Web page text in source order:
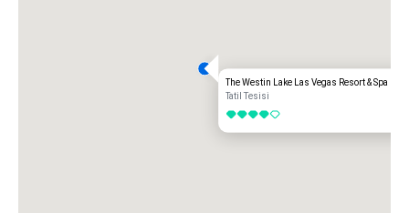
The Westin Lake Las Vegas Resort & Spa
Tatil Tesisi
4 / 5